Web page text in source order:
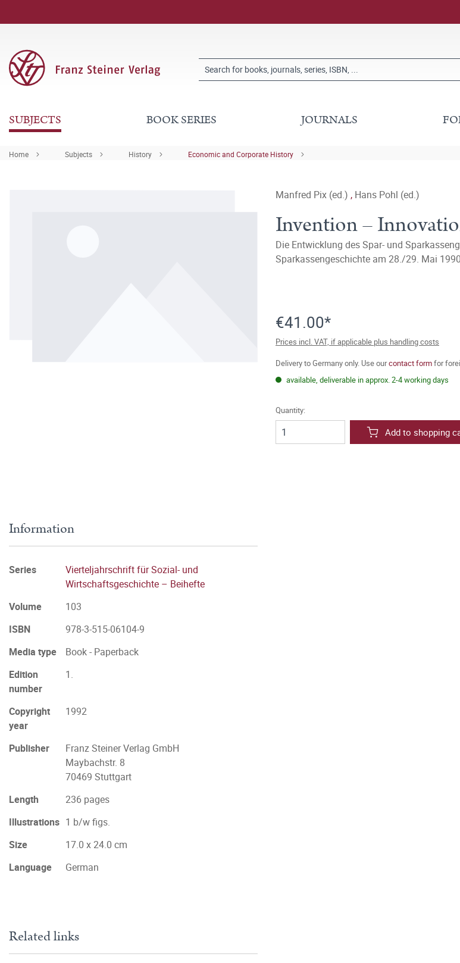
SUBJECTS BOOK SERIES JOURNALS
Home Subjects History Economic and Corporate History
Manfred Pix (ed.) , Hans Pohl (ed.)
Invention –
Die Entwicklung des Spar- und
Sparkassengeschichte am 28./29. Mai
€41.00*
Prices incl. VAT, if applicable plus handling costs
Delivery to Germany only. Use ourcontact formfor
available, deliverable in approx. 2-4 working days
Quantity:
Add to shopping
Information
Series
Vierteljahrschrift für Sozial- und
Wirtschaftsgeschichte – Beihefte
Volume
103
ISBN
978-3-515-06104-9
Media type
Book - Paperback
Edition
number
1.
Copyright
year
1992
Publisher
Franz Steiner Verlag GmbH
Maybachstr. 8
70469 Stuttgart
Length
236 pages
Illustrations 1 b/w figs.
Size
17.0 x 24.0 cm
Language
German
Related links